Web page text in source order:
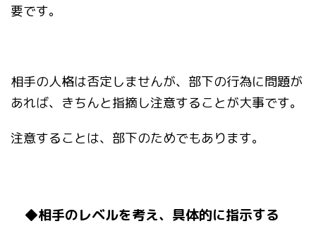
要です。
相手の人格は否定しませんが、部下の行為に問題が
あれば、きちんと指摘し注意することが大事です。
注意することは、部下のためでもあります。
◆相手のレベルを考え、具体的に指示する